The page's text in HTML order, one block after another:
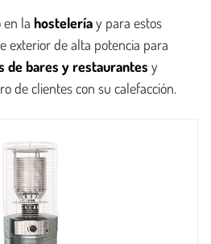
en la hosteleríay para estos
exterior de alta potencia para
de bares y restaurantes y
de clientes con su calefacción.